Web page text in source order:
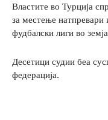
Властите во Турција
за местење
фудбалски лиги во
Десетици судии беа
федерација.